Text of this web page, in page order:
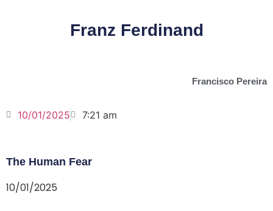
Franz Ferdinand
Francisco Pereira
10/01/2025 7:21 am
The Human Fear
10/01/2025